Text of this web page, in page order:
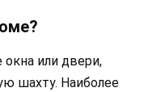
или двери,
шахту. Наиболее